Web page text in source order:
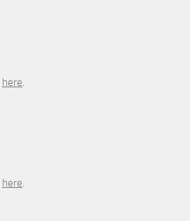
here.
here.